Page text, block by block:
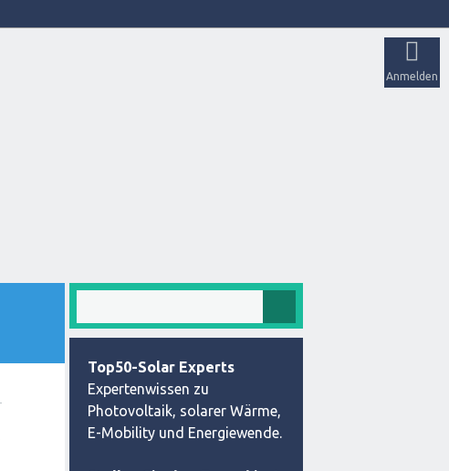
Anmelden
Top50-Solar Experts
Expertenwissen zu
Photovoltaik, solarer Wärme,
E-Mobility und Energiewende.